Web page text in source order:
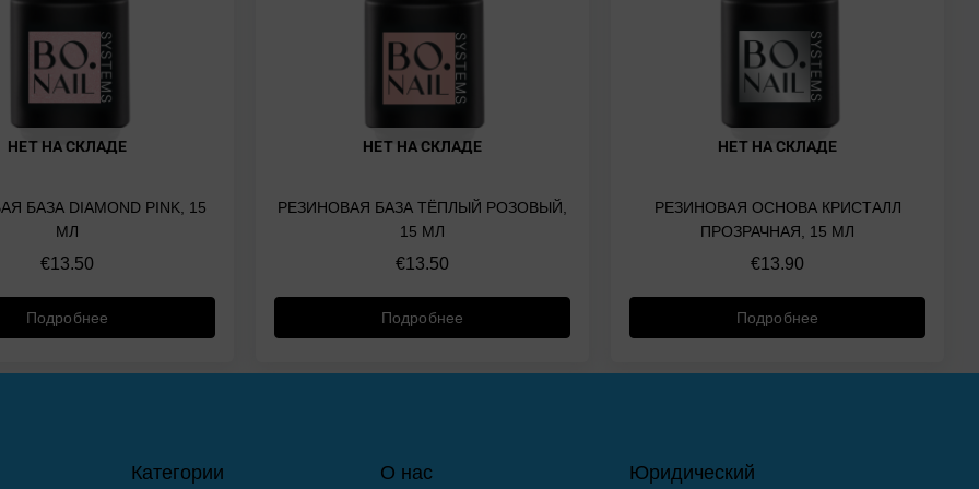
НЕТ НА СКЛАДЕ
БАЗА DIAMOND PINK, 15
МЛ
€13.50
Подробнее
НЕТ НА СКЛАДЕ
РЕЗИНОВАЯ БАЗА ТЁПЛЫЙ РОЗОВЫЙ,
15 МЛ
€13.50
Подробнее
НЕТ НА СКЛАДЕ
РЕЗИНОВАЯ ОСНОВА КРИСТАЛЛ
ПРОЗРАЧНАЯ, 15 МЛ
€13.90
Подробнее
Категории О нас Юридический